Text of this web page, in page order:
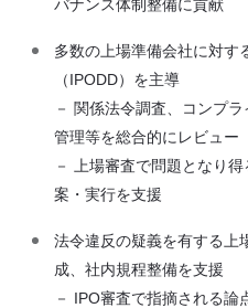
バナンス体制整備に貢献
多数の上場準備会社に対す
（IPODD）を主導
－ 関係法令調査、コンプ
管理等を総合的にレビュー
－ 上場審査で問題となり
案・実行を支援
法令違反の疑義を有する上
成、社内規程整備を支援
－ IPO審査で指摘される